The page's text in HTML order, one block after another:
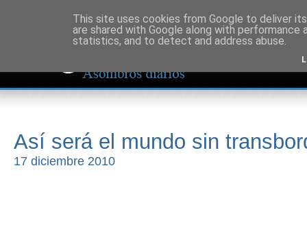
Así será el mundo sin
17 diciembre 2010
This site uses cookies from Google to deliver
are shared with Google along with
statistics, and to detect and address abuse.